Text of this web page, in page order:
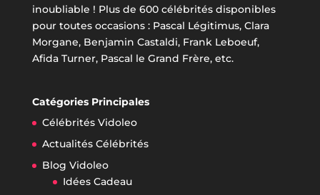
inoubliable ! Plus de 600 célébrités disponibles
pour toutes occasions : Pascal Légitimus, Clara
Morgane, Benjamin Castaldi, Frank Leboeuf,
Afida Turner, Pascal le Grand Frère, etc.
Catégories Principales
Célébrités Vidoleo
Actualités Célébrités
Blog Vidoleo
Idées Cadeau